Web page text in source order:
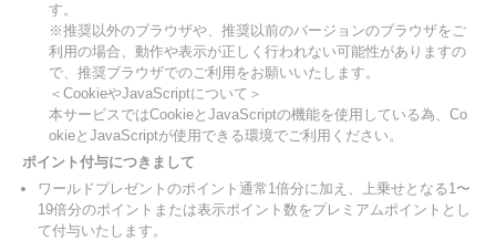
す。
※推奨以外のブラウザや、推奨以前のバージョンのブラウザをご
利用の場合、動作や表示が正しく行われない可能性がありますの
で、推奨ブラウザでのご利用をお願いいたします。
＜CookieやJavaScriptについて＞
本サービスではCookieとJavaScriptの機能を使用している為、Co
okieとJavaScriptが使用できる環境でご利用ください。
ポイント付与につきまして
ワールドプレゼントのポイント通常1倍分に加え、上乗せとなる1〜
19倍分のポイントまたは表示ポイント数をプレミアムポイントとし
て付与いたします。